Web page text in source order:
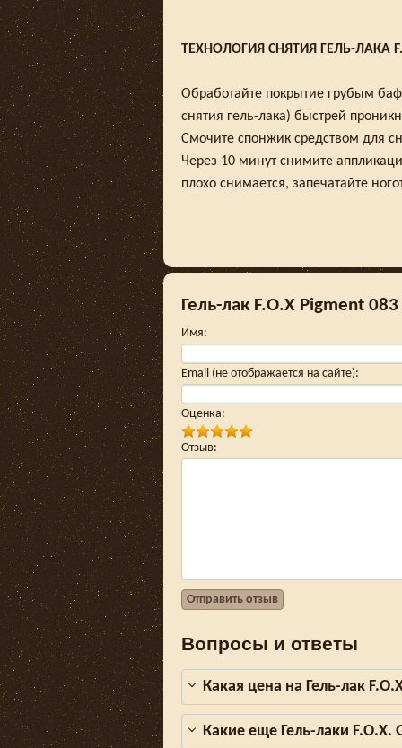
ТЕХНОЛОГИЯ СНЯТИЯ ГЕЛЬ-ЛАКА
Обработайте покрытие грубым
снятия гель-лака) быстрей
Смочите спонжик средством для
Через 10 минут снимите
плохо снимается, запечатайте
Гель-лак F.O.X Pigment
Имя:
Email (не отображается на сайте):
Оценка:
Отзыв:
Отправить отзыв
Вопросы и ответы
Какая цена на Гель-лак
Какие еще Гель-лаки